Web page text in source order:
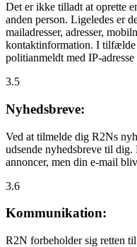
Det er ikke tilladt at oprette
anden person. Ligeledes er
mailadresser, adresser,
kontaktinformation. I
politianmeldt med IP-
3.5
Nyhedsbreve:
Ved at tilmelde dig R2Ns
udsende nyhedsbreve til
annoncer, men din e-mail
3.6
Kommunikation:
R2N forbeholder sig retten